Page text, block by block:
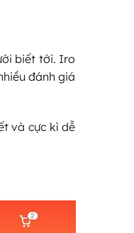
biết tới. Iro
đánh giá
và cực kì dễ